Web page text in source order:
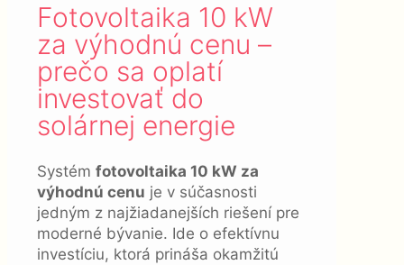
Fotovoltaika 10 kW
za výhodnú cenu –
prečo sa oplatí
investovať do
solárnej energie
Systém fotovoltaika 10 kW za
výhodnú cenu je v súčasnosti
jedným z najžiadanejších riešení pre
moderné bývanie. Ide o efektívnu
investíciu, ktorá prináša okamžitú